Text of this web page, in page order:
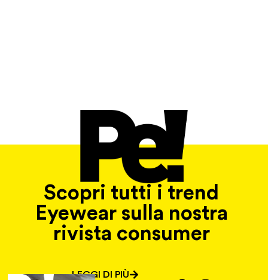
Scopri tutti i trend
Eyewear sulla nostra
rivista consumer
LEGGI DI PIÙ